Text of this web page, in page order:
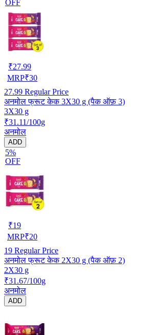
OFF
₹27.99
MRP₹30
27.99 Regular Price
अनमोल फ्रूट केक 3X30 g (पैक ऑफ़ 3)
3X30 g
₹31.11/100g
अनमोल
ADD
5%
OFF
₹19
MRP₹20
19 Regular Price
अनमोल फ्रूट केक 2X30 g (पैक ऑफ़ 2)
2X30 g
₹31.67/100g
अनमोल
ADD